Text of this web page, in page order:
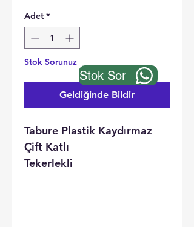
Adet *
Stok Sorunuz
Geldiğinde Bildir
Tabure Plastik Kaydırmaz
Çift Katlı
Tekerlekli
Stok Sor